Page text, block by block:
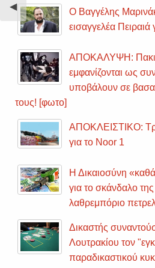
Previous
Slide
◀︎
Ο Βαγγέλης
εισαγγελέα Πειραιά
ΑΠΟΚΑΛΥΨΗ:
εμφανίζονται ως
υποβάλουν σε
τους! [φωτο]
ΑΠΟΚΛΕΙΣΤΙΚΟ:
για το Noor 1
Η Δικαιοσύνη
για το σκάνδαλο
λαθρεμπόριο
Δικαστής
Λουτρακίου τον
παραδικαστικού